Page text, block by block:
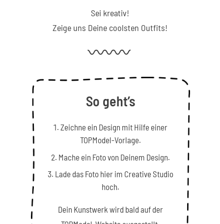
Sei kreativ!
Zeige uns Deine coolsten Outfits!
So geht’s
Zeichne ein Design mit Hilfe einer
TOPModel-Vorlage.
Mache ein Foto von Deinem Design.
Lade das Foto hier im Creative Studio
hoch.
Dein Kunstwerk wird bald auf der